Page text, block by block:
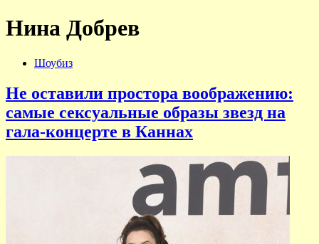
Нина Добрев
Шоубиз
Не оставили простора воображению:
самые сексуальные образы звезд на
гала-концерте в Каннах